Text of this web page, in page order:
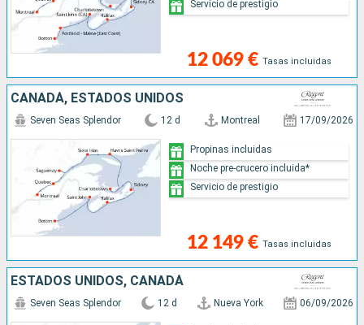
12 069 € Tasas incluidas
Servicio de prestigio
CANADÁ, ESTADOS UNIDOS
Seven Seas Splendor 12 d Montreal 17/09/2026
12 149 € Tasas incluidas
Propinas incluidas
Noche pre-crucero incluida*
Servicio de prestigio
ESTADOS UNIDOS, CANADÁ
Seven Seas Splendor 12 d Nueva York 06/09/2026